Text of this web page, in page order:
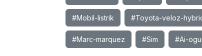
#Mobil-listrik #Toyota-veloz-
#Marc-marquez #Sim #Ai-